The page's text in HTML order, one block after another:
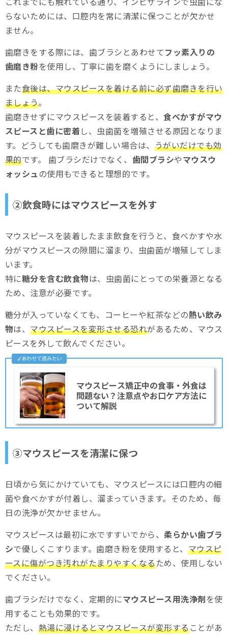
らないためには、口腔内を常に清潔に保つことが欠かせ
ません。
歯磨きをする際には、歯ブラシとあわせてフッ素入りの
歯磨き粉を使用し、丁寧に歯を磨くようにしましょう。
また食後は、マウスピースを着ける前に必ず歯磨きを行い
ましょう。
歯磨きせずにマウスピースを装着すると、食べかすがマウ
スピースと歯に密着 し、虫歯菌を増殖させる原因となりま
す。どうしても歯磨きが難しい場合は、 うがいだけでも効
果的です。 歯ブラシだけでなく、 歯間ブラシやマウスウ
ォッシュ の使用もできると理想的です。
②飲食時にはマウスピースを外す
マウスピースを装着したまま飲食を行うと、食べかすや水
分がマウスピースの隙間に溜まり、虫歯菌が増殖してしま
います。
特に糖分を含む飲食物は、虫歯菌にとっての栄養源となる
ため、注意が必要です。
糖分が入っていなくても、コーヒーや紅茶などの熱い飲み
物は、マウスピースを変形させる恐れがあるため、マウス
ピースを外して飲んでください。
マウスピース矯正中の食事・外食は
問題ない？注意点やお口ケア方法に
ついて解説
③マウスピースを清潔に保つ
日頃から気にかけていても、マウスピースには口腔内の細
菌や食べかすが付着し、溜まっていきます。そのため、毎
日の洗浄が欠かせません。
マウスピースは最初に水ですすいでから、柔らかい歯ブラ
シで優しくこすります。歯磨き粉を使用すると、 マウスピ
ースに傷がつき汚れがたまりやすくなるため、使用しない
でください。
歯ブラシだけでなく、定期的にマウスピース用洗浄剤を使
用することも効果的です。
ただし、 熱湯に浸けるとマウスピースが変形することがあ